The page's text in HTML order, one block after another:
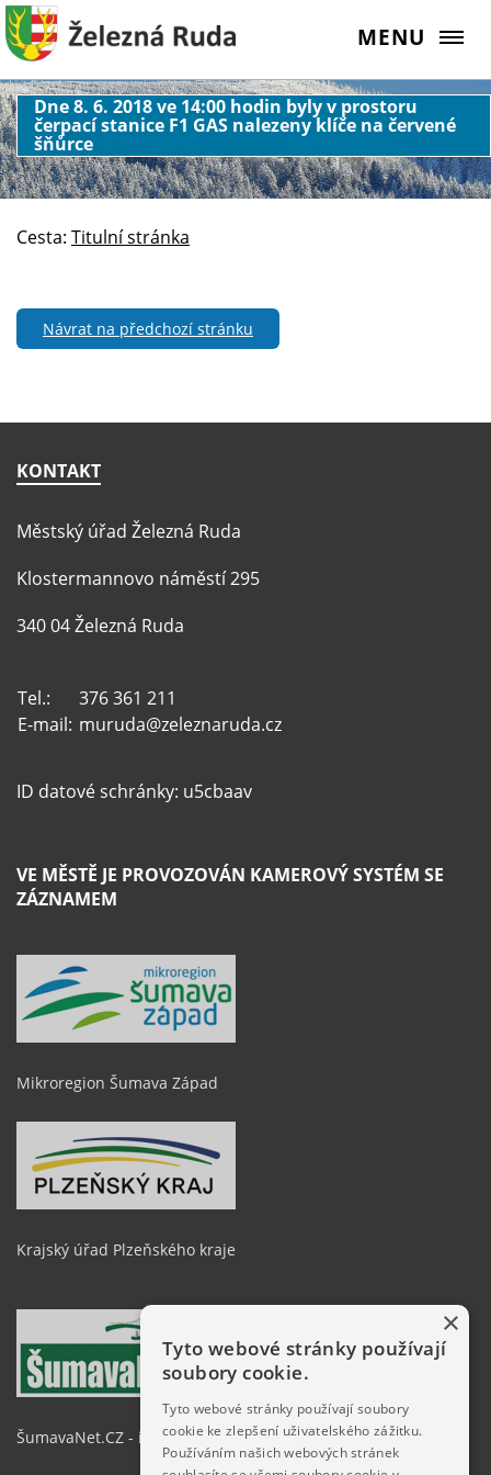
MENU
Dne 8. 6. 2018 ve 14:00 hodin byly v prostoru
čerpací stanice F1 GAS nalezeny klíče na červené
šňůrce
Cesta: Titulní stránka
Návrat na předchozí stránku
KONTAKT
Městský úřad Železná Ruda
Klostermannovo náměstí 295
340 04 Železná Ruda
Tel.:
376 361 211
E-mail: muruda@zeleznaruda.cz
ID datové schránky: u5cbaav
VE MĚSTĚ JE PROVOZOVÁN KAMEROVÝ SYSTÉM SE
ZÁZNAMEM
Mikroregion Šumava Západ
Krajský úřad Plzeňského kraje
ŠumavaNet.CZ - informace o regionu
×
Tyto webové stránky používají
soubory cookie.
Tyto webové stránky používají soubory
cookie ke zlepšení uživatelského zážitku.
Používáním našich webových stránek